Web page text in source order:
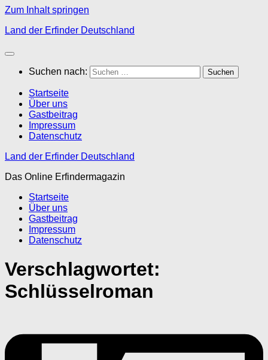
Zum Inhalt springen
Land der Erfinder Deutschland
Suchen nach:
Startseite
Über uns
Gastbeitrag
Impressum
Datenschutz
Land der Erfinder Deutschland
Das Online Erfindermagazin
Startseite
Über uns
Gastbeitrag
Impressum
Datenschutz
Verschlagwortet:
Schlüsselroman